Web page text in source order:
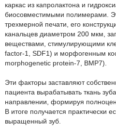
каркас из капролактона и
биосовместимыми полимерами.
трехмерной печати, его
канальцев диаметром 200 мкм,
веществами, стимулирующими
factor-1, SDF1) и морфогенным
morphogenetic protein-7, BMP7).
Эти факторы заставляют
пациента вырабатывать ткань
направлении, формируя
В итоге получается практически
выращенный зуб.